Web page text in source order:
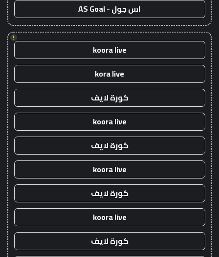
اس جول - AS Goal
!
koora live
kora live
كورة لايف
koora live
كورة لايف
koora live
كورة لايف
koora live
كورة لايف